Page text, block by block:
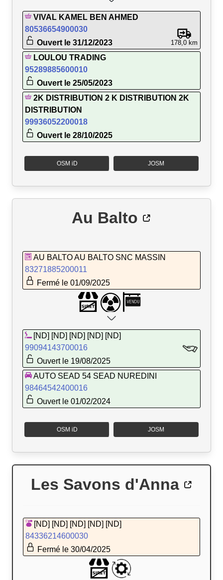
VIVAL KAMEL BEN AHMED
80536654900030
Ouvert le 31/12/2023
178,0 km
LOULOU TRADING
95289885600010
Ouvert le 25/05/2023
2K DISTRIBUTION 2 K DISTRIBUTION 2K
DISTRIBUTION
99936052200018
Ouvert le 28/10/2025
OSM iD JOSM
Au Balto
AU BALTO AU BALTO SNC MASSIN
83271885200011
Fermé le 01/09/2025
[ND] [ND] [ND] [ND] [ND]
99094143700016
Ouvert le 19/08/2025
AUTO SEAD 54 SEAD NUREDINI
98464542400016
Ouvert le 01/02/2024
OSM iD JOSM
Les Savons d'Anna
[ND] [ND] [ND] [ND] [ND]
84336214600030
Fermé le 30/04/2025